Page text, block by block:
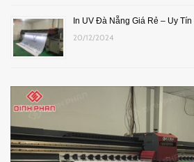
In UV Đà Nẵng Giá Rẻ – Uy
20/12/2024